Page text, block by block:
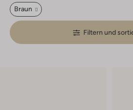
Braun
Filtern und